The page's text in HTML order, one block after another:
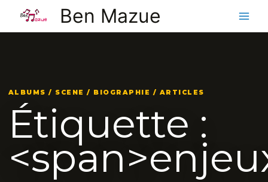
contenu
Ben Mazue
ALBUMS / SCENE / BIOGRAPHIE / ARTICLES
Étiquette :